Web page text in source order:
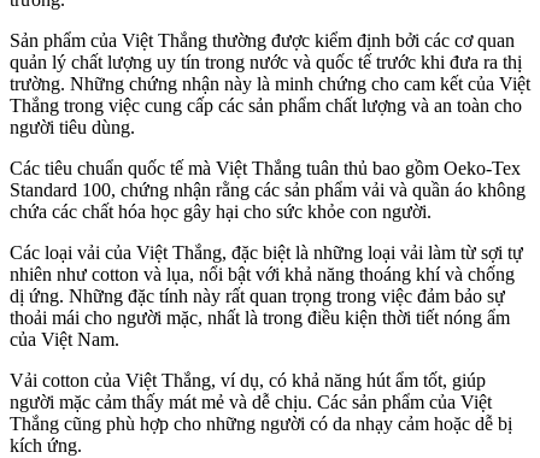
Sản phẩm của Việt Thắng thường được kiểm định bởi các cơ quan
quản lý chất lượng uy tín trong nước và quốc tế trước khi đưa ra thị
trường. Những chứng nhận này là minh chứng cho cam kết của Việt
Thắng trong việc cung cấp các sản phẩm chất lượng và an toàn cho
người tiêu dùng.
Các tiêu chuẩn quốc tế mà Việt Thắng tuân thủ bao gồm Oeko-Tex
Standard 100, chứng nhận rằng các sản phẩm vải và quần áo không
chứa các chất hóa học gây hại cho sức khỏe con người.
Các loại vải của Việt Thắng, đặc biệt là những loại vải làm từ sợi tự
nhiên như cotton và lụa, nổi bật với khả năng thoáng khí và chống
dị ứng. Những đặc tính này rất quan trọng trong việc đảm bảo sự
thoải mái cho người mặc, nhất là trong điều kiện thời tiết nóng ẩm
của Việt Nam.
Vải cotton của Việt Thắng, ví dụ, có khả năng hút ẩm tốt, giúp
người mặc cảm thấy mát mẻ và dễ chịu. Các sản phẩm của Việt
Thắng cũng phù hợp cho những người có da nhạy cảm hoặc dễ bị
kích ứng.